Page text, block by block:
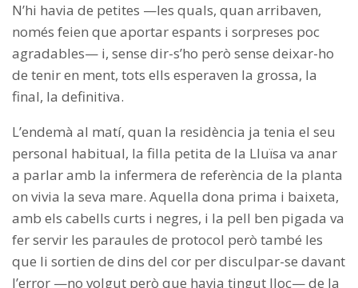
N’hi havia de petites —les quals, quan arribaven,
només feien que aportar espants i sorpreses poc
agradables— i, sense dir-s’ho però sense deixar-ho
de tenir en ment, tots ells esperaven la grossa, la
final, la definitiva.
L’endemà al matí, quan la residència ja tenia el seu
personal habitual, la filla petita de la Lluïsa va anar
a parlar amb la infermera de referència de la planta
on vivia la seva mare. Aquella dona prima i baixeta,
amb els cabells curts i negres, i la pell ben pigada va
fer servir les paraules de protocol però també les
que li sortien de dins del cor per disculpar-se davant
l’error —no volgut però que havia tingut lloc— de la